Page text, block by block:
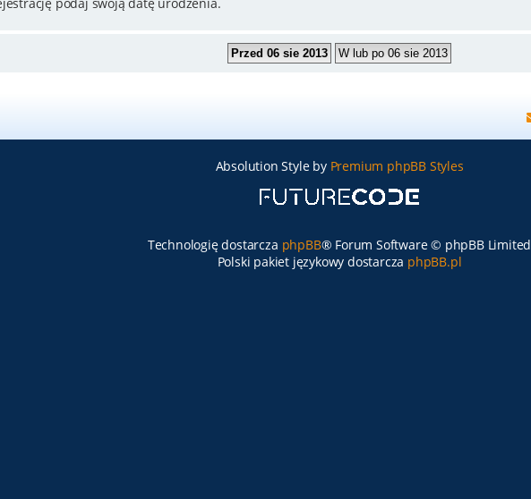
Absolution Style by Premium phpBB Styles
Technologię dostarcza phpBB® Forum Software © phpBB Limited
Polski pakiet językowy dostarcza phpBB.pl